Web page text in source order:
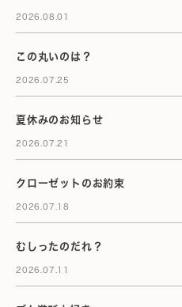
2026.08.01
この丸いのは？
2026.07.25
夏休みのお知らせ
2026.07.21
クローゼットのお約束
2026.07.18
むしったのだれ？
2026.07.11